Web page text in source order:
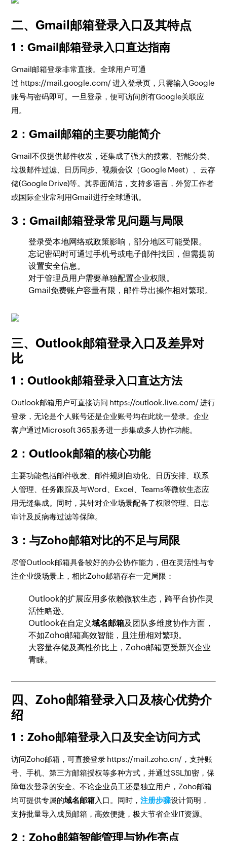
二、Gmail邮箱登录入口及其特点
1：Gmail邮箱登录入口直达指南
Gmail邮箱登录非常直接。全球用户可通
过 https://mail.google.com/ 进入登录页，只需输入Google
账号与密码即可。一旦登录，便可访问所有Google关联应
用。
2：Gmail邮箱的主要功能简介
Gmail不仅提供邮件收发，还集成了强大的搜索、智能分类、
垃圾邮件过滤、日历同步、视频会议（Google Meet）、云存
储(Google Drive)等。其界面简洁，支持多语言，外贸工作者
或国际企业常利用Gmail进行全球通讯。
3：Gmail邮箱登录常见问题与局限
登录受本地网络或政策影响，部分地区可能受限。
忘记密码时可通过手机号或电子邮件找回，但需提前
设置安全信息。
对于管理员用户需要单独配置企业权限。
Gmail免费账户容量有限，邮件导出操作相对繁琐。
三、Outlook邮箱登录入口及差异对
比
1：Outlook邮箱登录入口直达方法
Outlook邮箱用户可直接访问 https://outlook.live.com/ 进行
登录，无论是个人账号还是企业账号均在此统一登录。企业
客户通过Microsoft 365服务进一步集成多人协作功能。
2：Outlook邮箱的核心功能
主要功能包括邮件收发、邮件规则自动化、日历安排、联系
人管理、任务跟踪及与Word、Excel、Teams等微软生态应
用无缝集成。同时，其针对企业场景配备了权限管理、日志
审计及反病毒过滤等保障。
3：与Zoho邮箱对比的不足与局限
尽管Outlook邮箱具备较好的办公协作能力，但在灵活性与专
注企业级场景上，相比Zoho邮箱存在一定局限：
Outlook的扩展应用多依赖微软生态，跨平台协作灵
活性略逊。
Outlook在自定义域名邮箱及团队多维度协作方面，
不如Zoho邮箱高效智能，且注册相对繁琐。
大容量存储及高性价比上，Zoho邮箱更受新兴企业
青睐。
四、Zoho邮箱登录入口及核心优势介
绍
1：Zoho邮箱登录入口及安全访问方式
访问Zoho邮箱，可直接登录 https://mail.zoho.cn/，支持账
号、手机、第三方邮箱授权等多种方式，并通过SSL加密，保
障每次登录的安全。不论企业员工还是独立用户，Zoho邮箱
均可提供专属的域名邮箱入口。同时，注册步骤设计简明，
支持批量导入成员邮箱，高效便捷，极大节省企业IT资源。
2：Zoho邮箱智能管理与协作亮点